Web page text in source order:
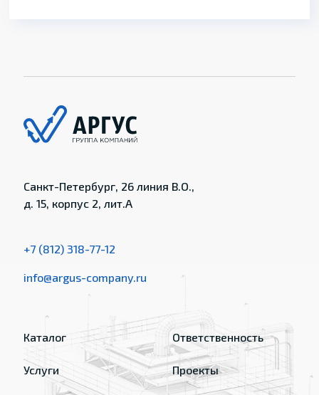
Санкт-Петербург, 26 линия В.О.,
д. 15, корпус 2, лит.А
+7 (812) 318-77-12
info@argus-company.ru
Каталог
Услуги
Ответственность
Проекты